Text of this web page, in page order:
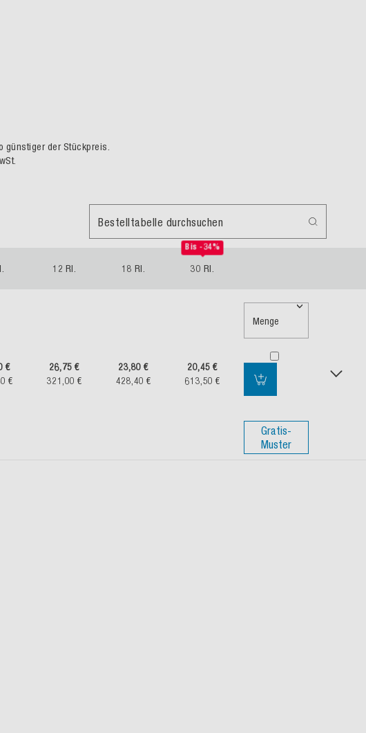
günstiger der Stückpreis.
Bestelltabelle durchsuchen
12 Rl. 18 Rl.
Bis -34%
30 Rl.
€
€
26,75 €
321,00 €
23,80 €
428,40 €
20,45 €
613,50 €
Menge
Gratis-
Muster